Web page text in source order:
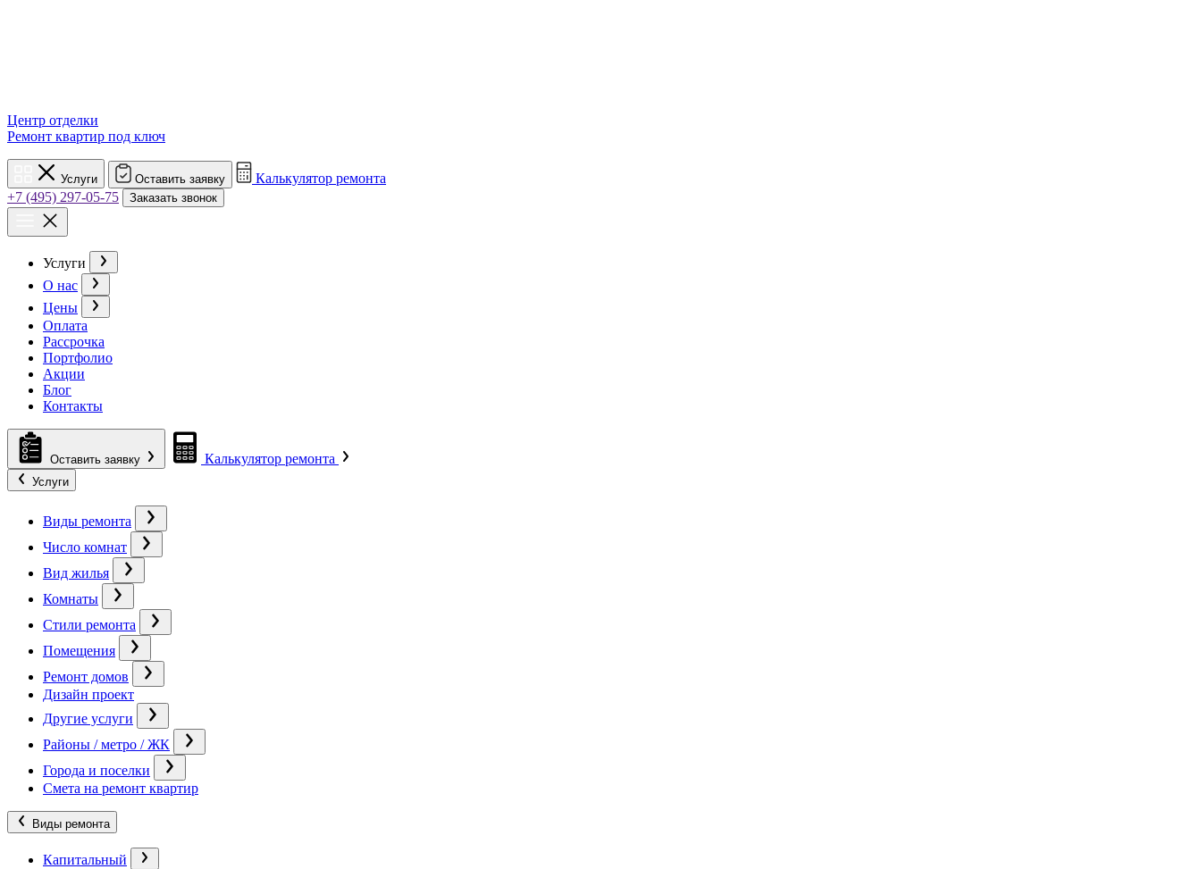
Центр отделки
Ремонт квартир под ключ
Услуги Оставить заявку
Калькулятор ремонта
+7 (495) 297-05-75
Заказать звонок
Услуги
О нас
Цены
Оплата
Рассрочка
Портфолио
Акции
Блог
Контакты
Оставить заявку Калькулятор ремонта
Услуги
Виды ремонта
Число комнат
Вид жилья
Комнаты
Стили ремонта
Помещения
Ремонт домов
Дизайн проект
Другие услуги
Районы / метро / ЖК
Города и поселки
Смета на ремонт квартир
Виды ремонта
Капитальный